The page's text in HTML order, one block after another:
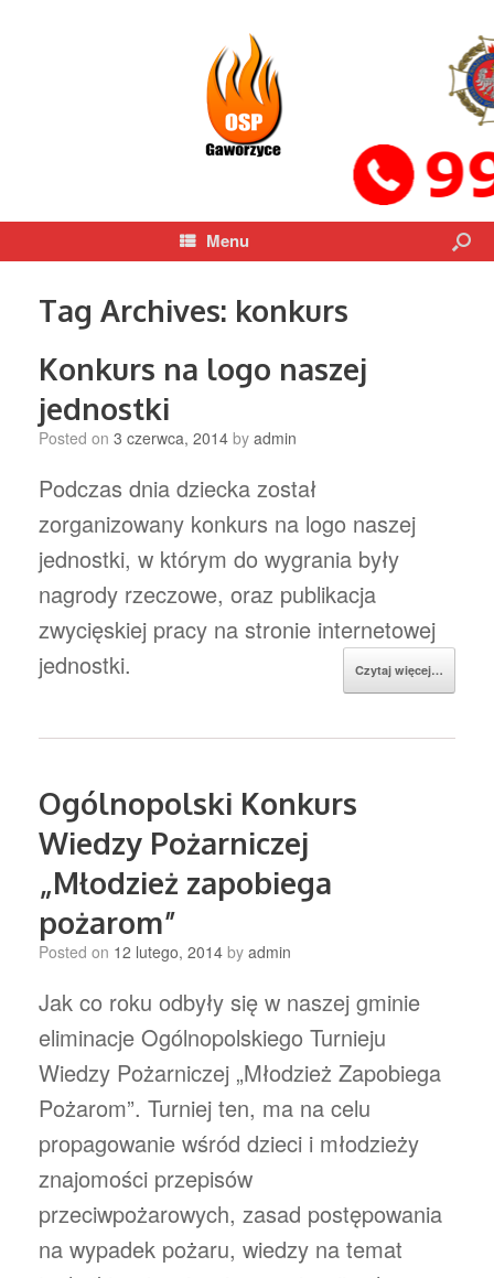
Menu
Tag Archives: konkurs
Konkurs na logo naszej
jednostki
Posted on 3 czerwca, 2014 by admin
Podczas dnia dziecka został
zorganizowany konkurs na logo naszej
jednostki, w którym do wygrania były
nagrody rzeczowe, oraz publikacja
zwycięskiej pracy na stronie internetowej
jednostki.
Czytaj więcej…
Ogólnopolski Konkurs
Wiedzy Pożarniczej
„Młodzież zapobiega
pożarom”
Posted on 12 lutego, 2014 by admin
Jak co roku odbyły się w naszej gminie
eliminacje Ogólnopolskiego Turnieju
Wiedzy Pożarniczej „Młodzież Zapobiega
Pożarom”. Turniej ten, ma na celu
propagowanie wśród dzieci i młodzieży
znajomości przepisów
przeciwpożarowych, zasad postępowania
na wypadek pożaru, wiedzy na temat